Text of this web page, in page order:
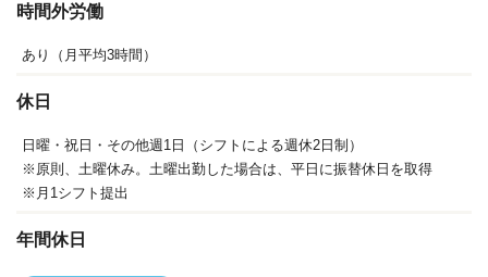
時間外労働
あり（月平均3時間）
休日
日曜・祝日・その他週1日（シフトによる週休2日制）
※原則、土曜休み。土曜出勤した場合は、平日に振替休日を取得
※月1シフト提出
年間休日